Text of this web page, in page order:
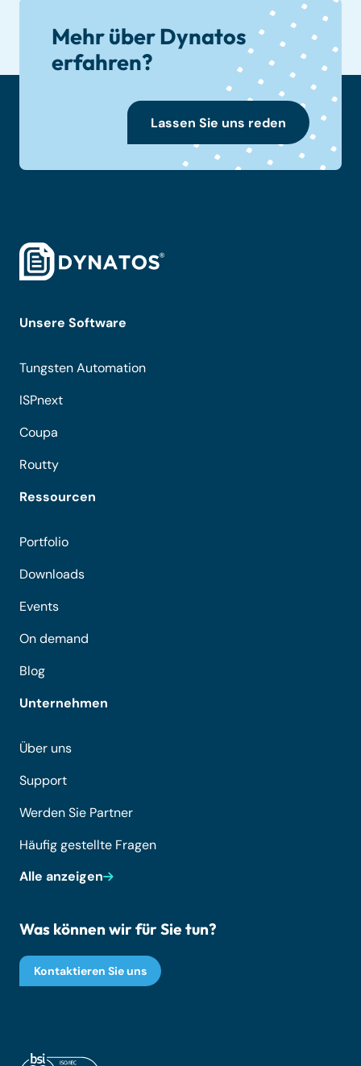
Mehr über Dynatos
erfahren?
Lassen Sie uns reden
Unsere Software
Tungsten Automation
ISPnext
Coupa
Routty
Ressourcen
Portfolio
Downloads
Events
On demand
Blog
Unternehmen
Über uns
Support
Werden Sie Partner
Häufig gestellte Fragen
Alle anzeigen
Was können wir für Sie tun?
Kontaktieren Sie uns